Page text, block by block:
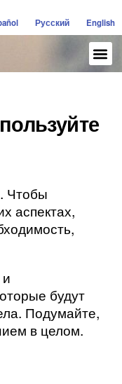
Русский English
Чтобы
аспектах,
будут
Подумайте,
в целом.